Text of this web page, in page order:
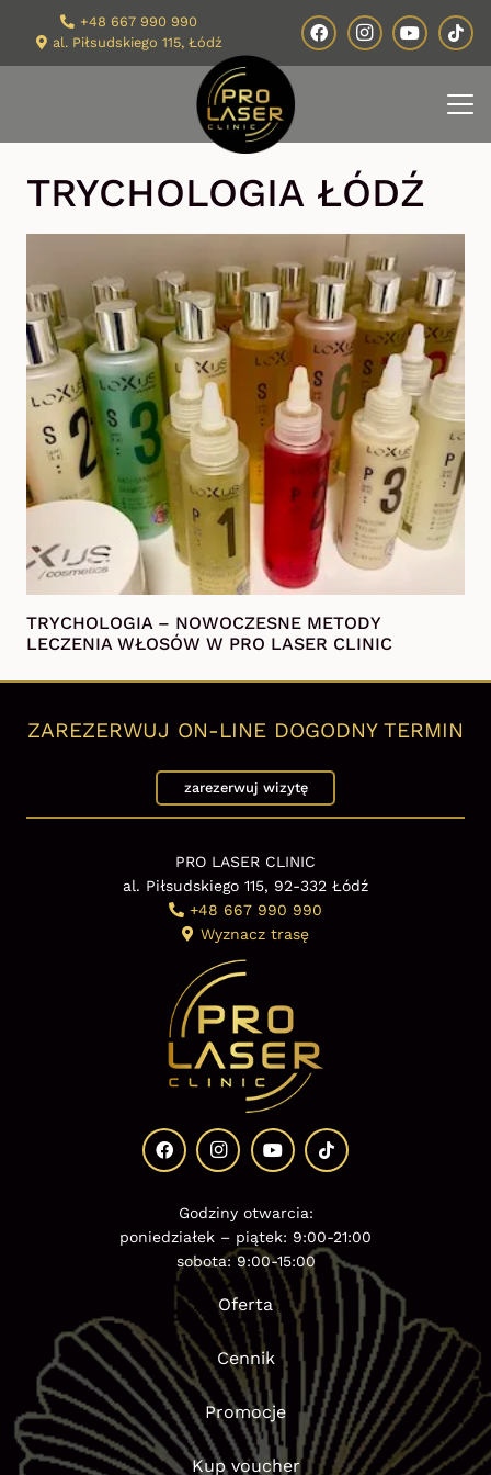
+48 667 990 990
al. Piłsudskiego 115, Łódź
TRYCHOLOGIA ŁÓDŹ
TRYCHOLOGIA – NOWOCZESNE METODY
LECZENIA WŁOSÓW W PRO LASER CLINIC
ZAREZERWUJ ON-LINE DOGODNY TERMIN
zarezerwuj wizytę
PRO LASER CLINIC
al. Piłsudskiego 115, 92-332 Łódź
+48 667 990 990
Wyznacz trasę
Godziny otwarcia:
poniedziałek – piątek: 9:00-21:00
sobota: 9:00-15:00
Oferta
Cennik
Promocje
Kup voucher